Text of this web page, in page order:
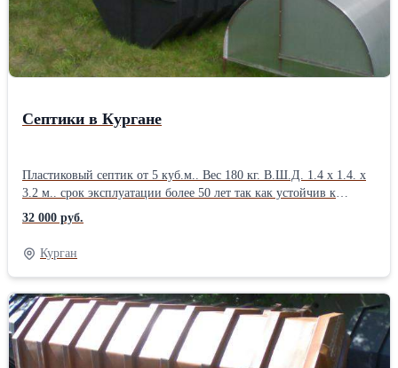
Септики в Кургане
Пластиковый септик от 5 куб.м.. Вес 180 кг. В.Ш.Д. 1.4 х 1.4. х
3.2 м.. срок эксплуатации более 50 лет так как устойчив к
агрессивной среде. При необходимости большего объема емкости
соединяются последовательно через пластиковые трубы. Самая
низкая цена! Так как мы производители
ёмкостей.Производитель: Собственное производство Вид
септика: Однокамерный Расположение: Горизонтальное
Материал: Пластик Длина: 3450 см Ширина: 1500 см Высота:
1500 см Вес: 180 кг
32 000 руб.
Курган